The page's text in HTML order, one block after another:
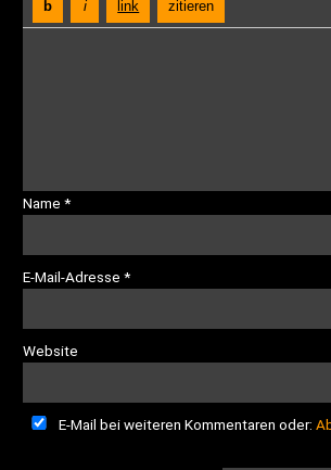
Name*
E-Mail-Adresse*
Website
E-Mail bei weiteren Kommentaren oder: